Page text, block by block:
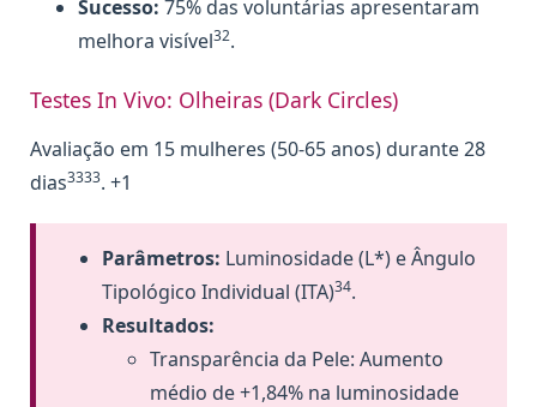
Sucesso: 75% das voluntárias apresentaram
melhora visível32.
Testes In Vivo: Olheiras (Dark Circles)
Avaliação em 15 mulheres (50-65 anos) durante 28
dias3333. +1
Parâmetros: Luminosidade (L*) e Ângulo
Tipológico Individual (ITA)34.
Resultados:
Transparência da Pele: Aumento
médio de +1,84% na luminosidade